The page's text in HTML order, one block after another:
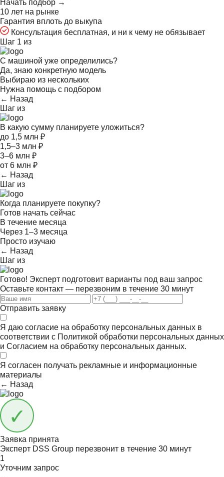
Начать подбор →
10 лет на рынке
Гарантия вплоть до выкупа
Консультация бесплатная, и ни к чему не обязывает
Шаг 1 из
С машиной уже определились?
Да, знаю конкретную модель
Выбираю из нескольких
Нужна помощь с подбором
← Назад
Шаг из
В какую сумму планируете уложиться?
до 1,5 млн ₽
1,5–3 млн ₽
3–6 млн ₽
от 6 млн ₽
← Назад
Шаг из
Когда планируете покупку?
Готов начать сейчас
В течение месяца
Через 1–3 месяца
Просто изучаю
← Назад
Шаг из
Готово! Эксперт подготовит варианты под ваш запрос
Оставьте контакт — перезвоним в течение 30 минут
Отправить заявку
Я даю согласие на обработку персональных данных в
соответствии с Политикой обработки персональных данных
и Согласием на обработку персональных данных.
Я согласен получать рекламные и информационные
материалы
← Назад
Заявка принята
Эксперт DSS Group перезвонит в течение 30 минут
1
Уточним запрос